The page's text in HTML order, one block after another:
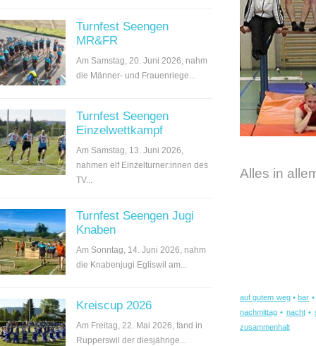
Turnfest Seengen
MR&FR
Am Samstag, 20. Juni 2026, nahm
die Männer- und Frauenriege...
Turnfest Seengen
Einzelwettkampf
Am Samstag, 13. Juni 2026,
nahmen elf Einzelturner:innen des
TV...
Turnfest Seengen Jugi
Knaben
Am Sonntag, 14. Juni 2026, nahm
die Knabenjugi Egliswil am...
Kreiscup 2026
Am Freitag, 22. Mai 2026, fand in
Rupperswil der diesjährige...
Alles in
auf gutem weg•bar
nachmittag• nacht•
zusammenhalt